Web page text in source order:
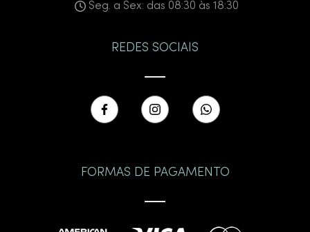
Seg. a Sex: das 08:30 às 18:30
REDES SOCIAIS
FORMAS DE PAGAMENTO